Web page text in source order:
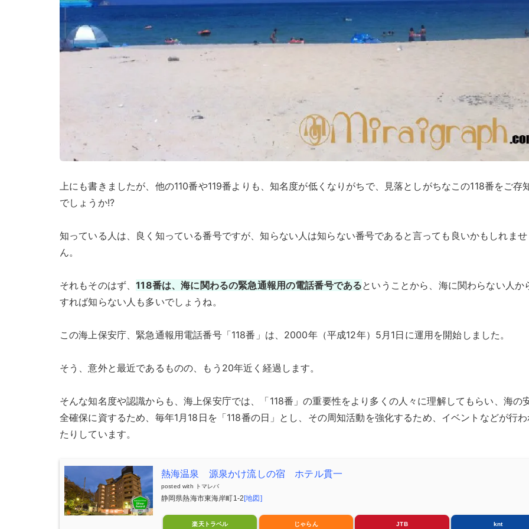
上にも書きましたが、他の110番や119番よりも、知名度が低くなりがちで、見落としがちなこの118番をご存
でしょうか!?
知っている人は、良く知っている番号ですが、知らない人は知らない番号であると言っても良いかもしれませ
ん。
それもそのはず、118番は、海に関わるの緊急通報用の電話番号であるということから、海に関わらない人か
すれば知らない人も多いでしょうね。
この海上保安庁、緊急通報用電話番号「118番」は、2000年（平成12年）5月1日に運用を開始しました。
そう、意外と最近であるものの、もう20年近く経過します。
そんな知名度や認識からも、海上保安庁では、「118番」の重要性をより多くの人々に理解してもらい、海の
全確保に資するため、毎年1月18日を「118番の日」とし、その周知活動を強化するため、イベントなどが行
たりしています。
熱海温泉 源泉かけ流しの宿 ホテル貫一
posted with トマレバ
静岡県熱海市東海岸町1-2[地図]
楽天トラベル じゃらん JTB knt